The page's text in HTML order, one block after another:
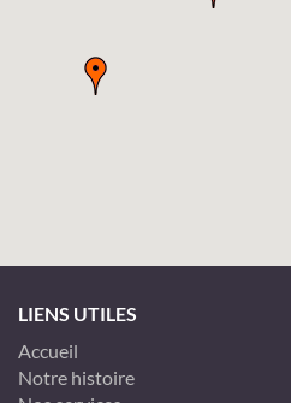
LIENS UTILES
Accueil
Notre histoire